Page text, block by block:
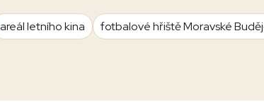
areál letního kina
fotbalové hřiště Moravské